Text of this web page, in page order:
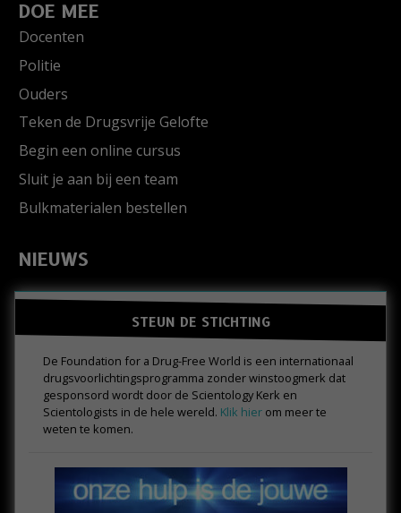
DOE MEE
Docenten
Politie
Ouders
Teken de Drugsvrije Gelofte
Begin een online cursus
Sluit je aan bij een team
Bulkmaterialen bestellen
NIEUWS
STEUN DE STICHTING
De Foundation for a Drug-Free World is een internationaal
drugs­voorlichtings­programma zonder winstoogmerk dat
gesponsord wordt door de Scientology Kerk en
Scientologists in de hele wereld. Klik hier om meer te
weten te komen.